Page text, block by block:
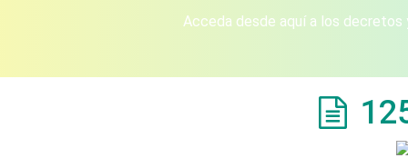
Acceda desde aquí a los